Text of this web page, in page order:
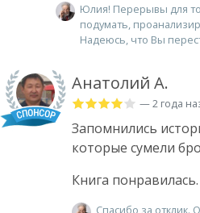
Юлия! Перерывы для
подумать,
Надеюсь, что Вы
Анатолий А.
— 2 года
Запомнились
которые сумели
Книга понравилась.
Спасибо за отклик.